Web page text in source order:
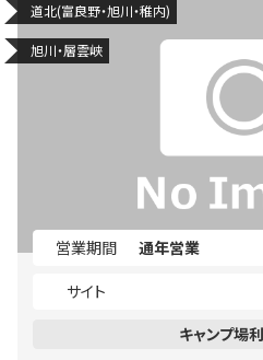
道北(富良野・旭川・稚内)
旭川・層雲峡
営業期間
通年営業
サイト